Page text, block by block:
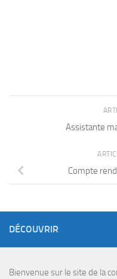
Assistante
Compte
DÉCOUVRIR
Bienvenue sur le site de la